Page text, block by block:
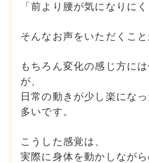
「前より腰が気になりにく
そんなお声をいただくこと
もちろん変化の感じ方に
が、
日常の動きが少し楽にな
多いです。
こうした感覚は、
実際に身体を動かしなが